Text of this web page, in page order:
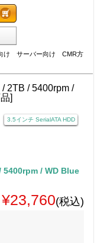
け サーバー向け CMR方
3.5インチ SerialATA HDD
5400rpm / WD Blue
¥23,760(税込)